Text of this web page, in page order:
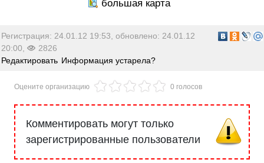
Регистрация: 24.01.12 19:53, обновлено: 24.01.12
20:00,
2826
Редактировать Информация устарела?
Оцените организацию 0 голосов
Комментировать могут только
зарегистрированные пользователи